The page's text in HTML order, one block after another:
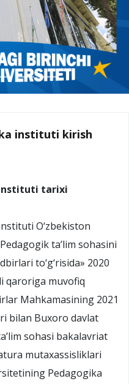
instituti kirish
tarixi
O‘zbekiston
ta’lim sohasini
to‘g‘risida» 2020
qaroriga muvofiq
Mahkamasining 2021
bilan Buxoro davlat
sohasi bakalavriat
mutaxassisliklari
Pedagogika